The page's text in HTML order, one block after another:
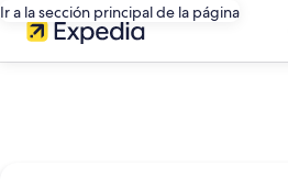
Ir a la sección principal de la página